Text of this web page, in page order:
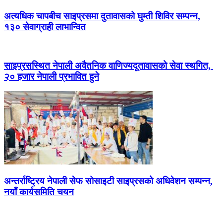
अत्यधिक चापबीच साइप्रसमा दुतावासको घुम्ती शिविर सम्पन्न,
१३० सेवाग्राही लाभान्वित
साइप्रसस्थित नेपाली अवैतनिक वाणिज्यदूतावासको सेवा स्थगित,
२० हजार नेपाली प्रभावित हुने
अन्तर्राष्ट्रिय नेपाली सेफ सोसाइटी साइप्रसको अधिवेशन सम्पन्न,
नयाँ कार्यसमिति चयन